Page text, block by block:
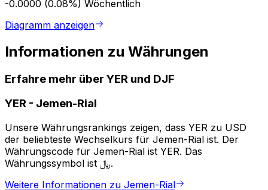
-0.0000 (0.08%) Wöchentlich
Diagramm anzeigen
Informationen zu Währungen
Erfahre mehr über YER und DJF
YER - Jemen-Rial
Unsere Währungsrankings zeigen, dass YER zu USD
der beliebteste Wechselkurs für Jemen-Rial ist. Der
Währungscode für Jemen-Rial ist YER. Das
Währungssymbol ist ﷼.
Weitere Informationen zu Jemen-Rial